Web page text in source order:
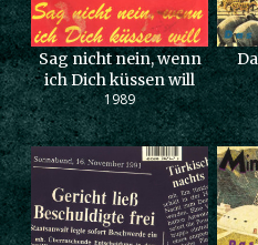
Sag nicht nein, wenn
ich Dich küssen will
1989